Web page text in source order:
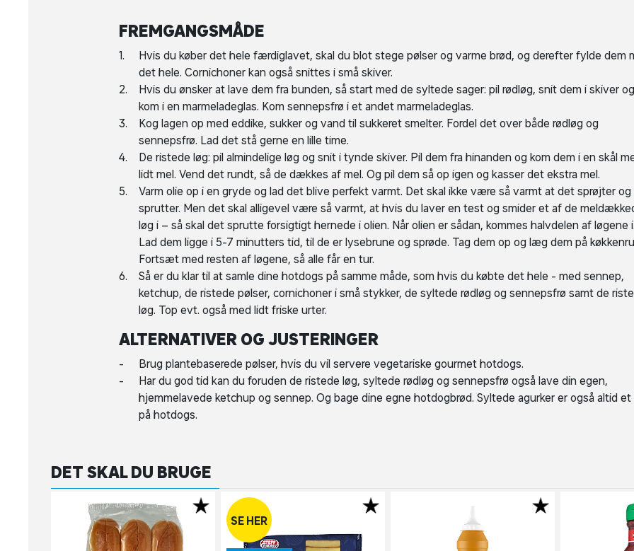
FREMGANGSMÅDE
Hvis du køber det hele færdiglavet, skal du blot stege pølser og varme brød, og derefter fylde dem
det hele. Cornichoner kan også snittes i små skiver.
Hvis du ønsker at lave dem fra bunden, så start med de syltede sager: pil rødløg, snit dem i skiver og
kom i en marmeladeglas. Kom sennepsfrø i et andet marmeladeglas.
Kog lagen op med eddike, sukker og vand til sukkeret smelter. Fordel det over både rødløg og
sennepsfrø. Lad det stå gerne en lille time.
De ristede løg: pil almindelige løg og snit i tynde skiver. Pil dem fra hinanden og kom dem i en skål
lidt mel. Vend det rundt, så de dækkes af mel. Og pil dem så op igen og kasser det ekstra mel.
Varm olie op i en gryde og lad det blive perfekt varmt. Det skal ikke være så varmt at det sprøjter og
sprutter. Men det skal alligevel være så varmt, at hvis du laver en test og smider et af de
løg i – så skal det sprutte forsigtigt hernede i olien. Når olien er sådan, kommes halvdelen af løgene i.
Lad dem ligge i 5-7 minutters tid, til de er lysebrune og sprøde. Tag dem op og læg dem på
Fortsæt med resten af løgene, så alle får en tur.
Så er du klar til at samle dine hotdogs på samme måde, som hvis du købte det hele - med sennep,
ketchup, de ristede pølser, cornichoner i små stykker, de syltede rødløg og sennepsfrø samt de
løg. Top evt. også med lidt friske urter.
ALTERNATIVER OG JUSTERINGER
Brug plantebaserede pølser, hvis du vil servere vegetariske gourmet hotdogs.
Har du god tid kan du foruden de ristede løg, syltede rødløg og sennepsfrø også lave din egen,
hjemmelavede ketchup og sennep. Og bage dine egne hotdogbrød. Syltede agurker er også altid
på hotdogs.
DET SKAL DU BRUGE
SE HER